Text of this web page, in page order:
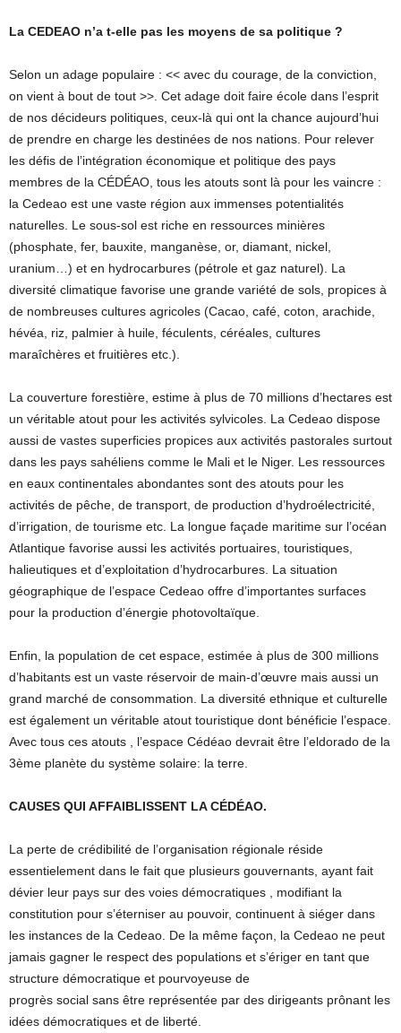
La CEDEAO n’a t-elle pas les moyens de sa politique ?
Selon un adage populaire : << avec du courage, de la conviction,
on vient à bout de tout >>. Cet adage doit faire école dans l’esprit
de nos décideurs politiques, ceux-là qui ont la chance aujourd’hui
de prendre en charge les destinées de nos nations. Pour relever
les défis de l’intégration économique et politique des pays
membres de la CÉDÉAO, tous les atouts sont là pour les vaincre :
la Cedeao est une vaste région aux immenses potentialités
naturelles. Le sous-sol est riche en ressources minières
(phosphate, fer, bauxite, manganèse, or, diamant, nickel,
uranium…) et en hydrocarbures (pétrole et gaz naturel). La
diversité climatique favorise une grande variété de sols, propices à
de nombreuses cultures agricoles (Cacao, café, coton, arachide,
hévéa, riz, palmier à huile, féculents, céréales, cultures
maraîchères et fruitières etc.).
La couverture forestière, estime à plus de 70 millions d’hectares est
un véritable atout pour les activités sylvicoles. La Cedeao dispose
aussi de vastes superficies propices aux activités pastorales surtout
dans les pays sahéliens comme le Mali et le Niger. Les ressources
en eaux continentales abondantes sont des atouts pour les
activités de pêche, de transport, de production d’hydroélectricité,
d’irrigation, de tourisme etc. La longue façade maritime sur l’océan
Atlantique favorise aussi les activités portuaires, touristiques,
halieutiques et d’exploitation d’hydrocarbures. La situation
géographique de l’espace Cedeao offre d’importantes surfaces
pour la production d’énergie photovoltaïque.
Enfin, la population de cet espace, estimée à plus de 300 millions
d’habitants est un vaste réservoir de main-d’œuvre mais aussi un
grand marché de consommation. La diversité ethnique et culturelle
est également un véritable atout touristique dont bénéficie l’espace.
Avec tous ces atouts , l’espace Cédéao devrait être l’eldorado de la
3ème planète du système solaire: la terre.
CAUSES QUI AFFAIBLISSENT LA CÉDÉAO.
La perte de crédibilité de l’organisation régionale réside
essentielement dans le fait que plusieurs gouvernants, ayant fait
dévier leur pays sur des voies démocratiques , modifiant la
constitution pour s’éterniser au pouvoir, continuent à siéger dans
les instances de la Cedeao. De la même façon, la Cedeao ne peut
jamais gagner le respect des populations et s’ériger en tant que
structure démocratique et pourvoyeuse de
progrès social sans être représentée par des dirigeants prônant les
idées démocratiques et de liberté.